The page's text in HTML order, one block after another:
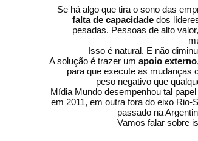
Se há algo que tira o sono das
falta de capacidade dos
pesadas. Pessoas de alto
Isso é natural. E não
A solução é trazer um apoio externo
para que execute as mudanças
peso negativo que
Mídia Mundo desempenhou tal
em 2011, em outra fora do eixo Rio-
passado na
Vamos falar sobre